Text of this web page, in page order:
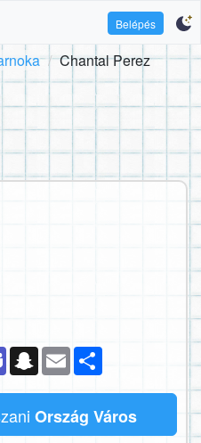
Belépés
Chantal Perez
TeamsSnapchat
Email
Ország Város